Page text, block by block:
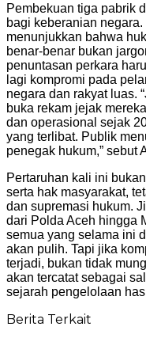
Pembekuan tiga pabrik
bagi keberanian
menunjukkan bahwa
benar-benar bukan
penuntasan perkara
lagi kompromi pada
negara dan rakyat luas.
buka rekam jejak
dan operasional sejak
yang terlibat. Publik
penegak hukum,” sebut
Pertaruhan kali ini
serta hak masyarakat,
dan supremasi hukum.
dari Polda Aceh hingga
semua yang selama ini
akan pulih. Tapi jika
terjadi, bukan tidak
akan tercatat sebagai
sejarah pengelolaan
Berita Terkait